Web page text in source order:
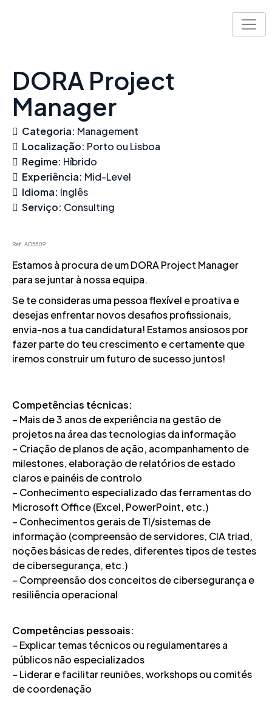
DORA Project
Manager
Categoria: Management
Localização: Porto ou Lisboa
Regime: Híbrido
Experiência: Mid-Level
Idioma: Inglês
Serviço: Consulting
Ref. AO5509
Estamos à procura de um DORA Project Manager
para se juntar à nossa equipa.
Se te consideras uma pessoa flexível e proativa e
desejas enfrentar novos desafios profissionais,
envia-nos a tua candidatura! Estamos ansiosos por
fazer parte do teu crescimento e certamente que
iremos construir um futuro de sucesso juntos!
Competências técnicas:
– Mais de 3 anos de experiência na gestão de
projetos na área das tecnologias da informação
– Criação de planos de ação, acompanhamento de
milestones, elaboração de relatórios de estado
claros e painéis de controlo
– Conhecimento especializado das ferramentas do
Microsoft Office (Excel, PowerPoint, etc.)
– Conhecimentos gerais de TI/sistemas de
informação (compreensão de servidores, CIA triad,
noções básicas de redes, diferentes tipos de testes
de cibersegurança, etc.)
– Compreensão dos conceitos de cibersegurança e
resiliência operacional
Competências pessoais:
– Explicar temas técnicos ou regulamentares a
públicos não especializados
– Liderar e facilitar reuniões, workshops ou comités
de coordenação